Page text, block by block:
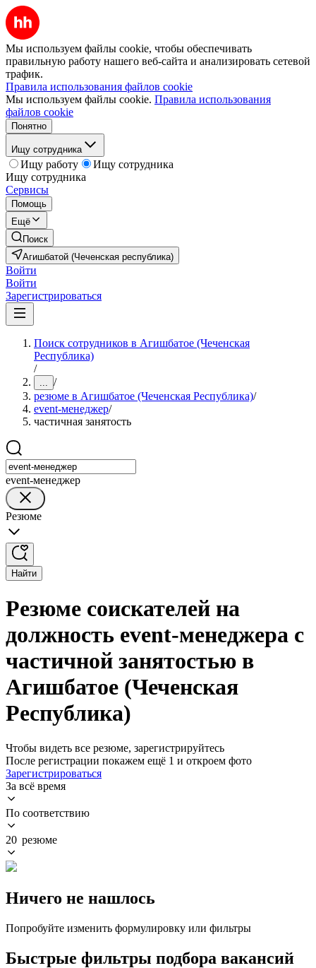
Мы используем файлы cookie, чтобы обеспечивать
правильную работу нашего веб-сайта и анализировать сетевой
трафик.
Правила использования файлов cookie
Мы используем файлы cookie. Правила использования
файлов cookie
Понятно
Ищу сотрудника
Ищу работу
Ищу сотрудника
Ищу сотрудника
Сервисы
Помощь
Ещё
Поиск
Агишбатой (Чеченская республика)
Войти
Войти
Зарегистрироваться
Поиск сотрудников в Агишбатое (Чеченская
Республика)
/
... /
резюме в Агишбатое (Чеченская Республика)/
event-менеджер/
частичная занятость
event-менеджер
Резюме
Найти
Резюме соискателей на
должность event-менеджера с
частичной занятостью в
Агишбатое (Чеченская
Республика)
Чтобы видеть все резюме, зарегистрируйтесь
После регистрации покажем ещё 1 и откроем фото
Зарегистрироваться
За всё время
По соответствию
20 резюме
Ничего не нашлось
Попробуйте изменить формулировку или фильтры
Быстрые фильтры подбора вакансий